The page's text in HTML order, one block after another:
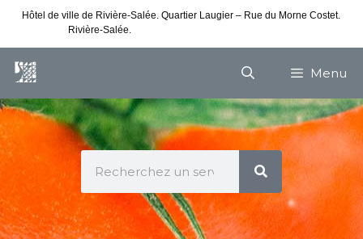
Hôtel de ville de Rivière-Salée. Quartier Laugier – Rue du Morne Costet.
Rivière-Salée.
Menu